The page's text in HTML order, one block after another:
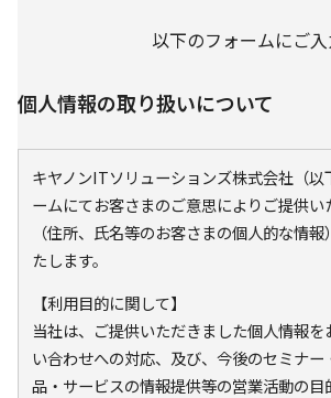
以下のフォームにご
個人情報の取り扱いについて
キヤノンITソリューションズ株式会社（
ームにてお客さまのご意思によりご提供
（住所、氏名等のお客さまの個人的な情
たします。
【利用目的に関して】
当社は、ご提供いただきました個人情報
い合わせへの対応、及び、今後のセミナ
品・サービスの情報提供等の営業活動の目